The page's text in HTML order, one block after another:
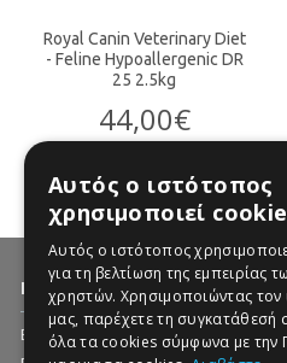
Royal Canin Veterinary Diet
- Feline Hypoallergenic DR
25 2.5kg
44,00€
ΠΛΗΡΟΦΟΡΊΕΣ
Εταιρία - Ιστορικό
Αυτός ο ιστότοπος
χρησιμοποιεί
Αυτός ο ιστότοπος
για τη βελτίωση της εμπειρίας
χρηστών. Χρησιμοποιώντας τον
μας, παρέχετε τη συγκατάθεσή
όλα τα cookies σύμφωνα με την